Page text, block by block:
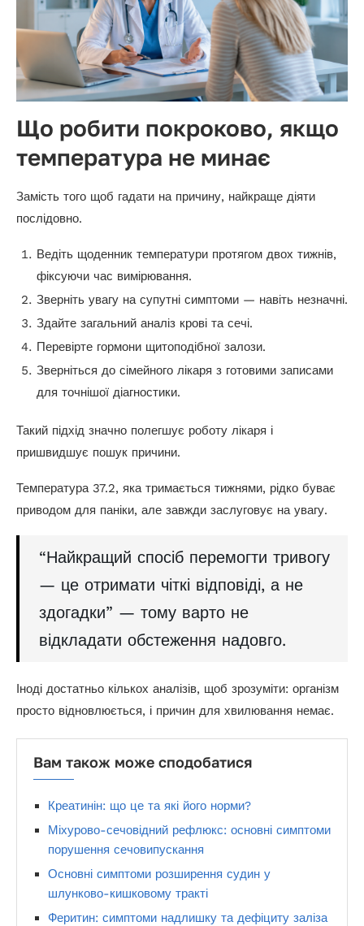
Що робити покроково, якщо
температура не минає
Замість того щоб гадати на причину, найкраще діяти
послідовно.
Ведіть щоденник температури протягом двох тижнів,
фіксуючи час вимірювання.
Зверніть увагу на супутні симптоми — навіть незначні.
Здайте загальний аналіз крові та сечі.
Перевірте гормони щитоподібної залози.
Зверніться до сімейного лікаря з готовими записами
для точнішої діагностики.
Такий підхід значно полегшує роботу лікаря і
пришвидшує пошук причини.
Температура 37.2, яка тримається тижнями, рідко буває
приводом для паніки, але завжди заслуговує на увагу.
“Найкращий спосіб перемогти тривогу
— це отримати чіткі відповіді, а не
здогадки” — тому варто не
відкладати обстеження надовго.
Іноді достатньо кількох аналізів, щоб зрозуміти: організм
просто відновлюється, і причин для хвилювання немає.
Вам також може сподобатися
Креатинін: що це та які його норми?
Міхурово-сечовідний рефлюкс: основні симптоми
порушення сечовипускання
Основні симптоми розширення судин у
шлунково-кишковому тракті
Феритин: симптоми надлишку та дефіциту заліза